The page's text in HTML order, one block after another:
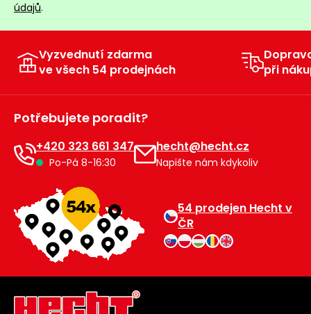
údajů.
Vyzvednutí zdarma
ve všech 54 prodejnách
při
Potřebujete poradit?
+420 323 661 347
Po-Pá 8-16:30
hecht@hecht.cz
Napište nám kdykoliv
54 prodejen Hecht v
ČR